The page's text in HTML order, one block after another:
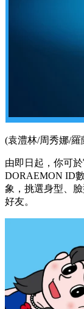
(袁澧林/周秀娜/羅
由即日起，你可
DORAEMON ID
象，挑選身型、
好友。